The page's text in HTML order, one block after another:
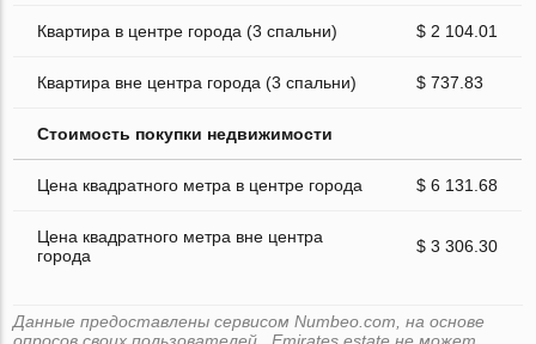
Квартира в центре города (3 спальни) $ 2 104.01
Квартира вне центра города (3 спальни) $ 737.83
Стоимость покупки недвижимости
Цена квадратного метра в центре города $ 6 131.68
Цена квадратного метра вне центра
города
$ 3 306.30
Данные предоставлены сервисом Numbeo.com, на основе
опросов своих пользователей . Emirates.estate не может